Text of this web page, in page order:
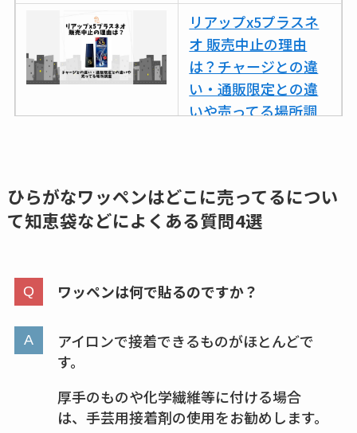
リアップx5プラスネ
オ 販売中止の理由
は？チャージとの違
い・通販限定との違
いや売ってる場所調
め替えはどこで売っ
てる？ドンキ・ロフ
トなど販売店や安い
アクアテクトゲルが
こ？楽天・amazonで
しまむら布団セット
ひらがなワッペンはどこに売ってるについ
て知恵袋などによくある質問4選
ワッペンは何で貼るのですか？
アイロンで接着できるものがほとんどで
す。
厚手のものや化学繊維等に付ける場合
は、手芸用接着剤の使用をお勧めします。